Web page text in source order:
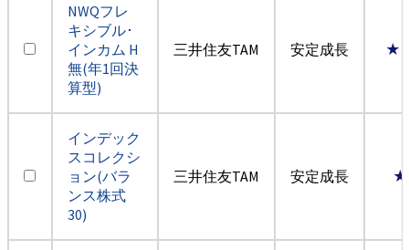
NWQフレ
キシブル･
インカム H
無(年1回決
算型)
三井住友TAM 安定成長
インデック
スコレクシ
ョン(バラ
ンス株式
30)
三井住友TAM 安定成長